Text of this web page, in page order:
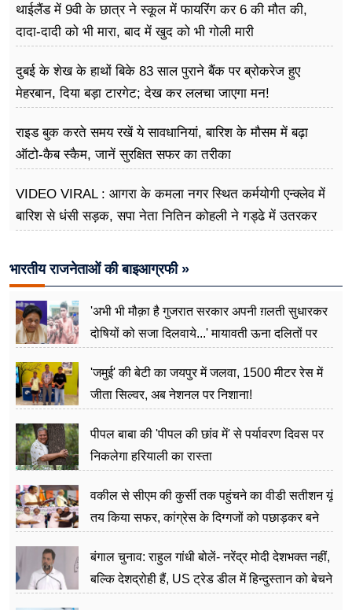
थाईलैंड में 9वी के छात्र ने स्कूल में फायरिंग कर 6 की मौत की,
दादा-दादी को भी मारा, बाद में खुद को भी गोली मारी
दुबई के शेख के हाथों बिके 83 साल पुराने बैंक पर ब्रोकरेज हुए
मेहरबान, दिया बड़ा टारगेट; देख कर ललचा जाएगा मन!
राइड बुक करते समय रखें ये सावधानियां, बारिश के मौसम में बढ़ा
ऑटो-कैब स्कैम, जानें सुरक्षित सफर का तरीका
VIDEO VIRAL : आगरा के कमला नगर स्थित कर्मयोगी एन्क्लेव में
बारिश से धंसी सड़क, सपा नेता नितिन कोहली ने गड्ढे में उतरकर
भारतीय राजनेताओं की बाइआग्रफी »
'अभी भी मौक़ा है गुजरात सरकार अपनी ग़लती सुधारकर
दोषियों को सजा दिलवाये...' मायावती ऊना दलितों पर
'जमुई' की बेटी का जयपुर में जलवा, 1500 मीटर रेस में
जीता सिल्वर, अब नेशनल पर निशाना!
पीपल बाबा की 'पीपल की छांव में' से पर्यावरण दिवस पर
निकलेगा हरियाली का रास्ता
वकील से सीएम की कुर्सी तक पहुंचने का वीडी सतीशन यूं
तय किया सफर, कांग्रेस के दिग्गजों को पछाड़कर बने
बंगाल चुनाव: राहुल गांधी बोलें- नरेंद्र मोदी देशभक्त नहीं,
बल्कि देशद्रोही हैं, US ट्रेड डील में हिन्दुस्तान को बेचने